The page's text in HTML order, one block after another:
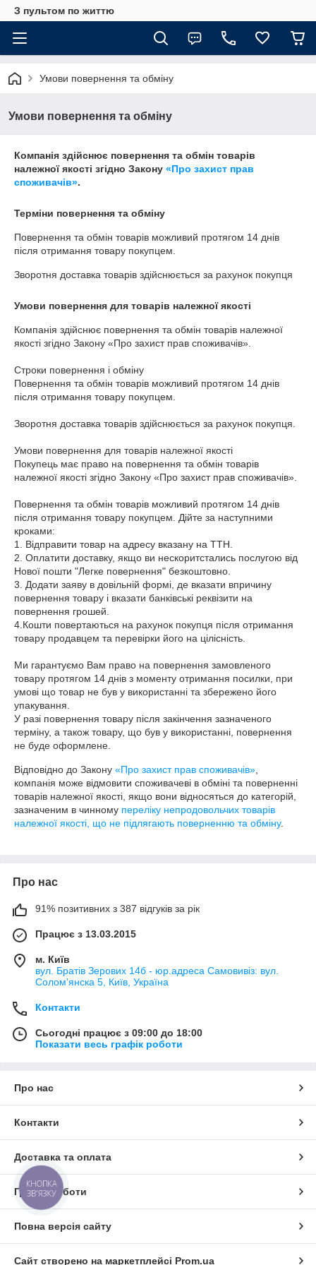
З пультом по життю
Умови повернення та обміну
Умови повернення та обміну
Компанія здійснює повернення та обмін товарів
належної якості згідно Закону «Про захист прав
споживачів».
Терміни повернення та обміну
Повернення та обмін товарів можливий протягом 14 днів
після отримання товару покупцем.
Зворотня доставка товарів здійснюється за рахунок покупця
Умови повернення для товарів належної якості
Компанія здійснює повернення та обмін товарів належної
якості згідно Закону «Про захист прав споживачів».
Строки повернення і обміну
Повернення та обмін товарів можливий протягом 14 днів
після отримання товару покупцем.
Зворотня доставка товарів здійснюється за рахунок покупця.
Умови повернення для товарів належної якості
Покупець має право на повернення та обмін товарів
належної якості згідно Закону «Про захист прав споживачів».
Повернення та обмін товарів можливий протягом 14 днів
після отримання товару покупцем. Дійте за наступними
кроками:
1. Відправити товар на адресу вказану на ТТН.
2. Оплатити доставку, якщо ви нескоритстались послугою від
Нової пошти "Легке повернення" безкоштовно.
3. Додати заяву в довільній формі, де вказати впричину
повернення товару і вказати банківські реквізити на
повернення грошей.
4.Кошти повертаються на рахунок покупця після отримання
товару продавцем та перевірки його на цілісність.
Ми гарантуємо Вам право на повернення замовленого
товару протягом 14 днів з моменту отримання посилки, при
умові що товар не був у використанні та збережено його
упакування.
У разі повернення товару після закінчення зазначеного
терміну, а також товару, що був у використанні, повернення
Відповідно до Закону «Про захист прав споживачів»
компанія може відмовити споживачеві в обміні та поверненні
товарів належної якості, якщо вони відносяться до категорій,
зазначеним в чинному переліку непродовольчих товарів
належної якості, що не підлягають поверненню та обміну.
Про нас
91% позитивних з 387 відгуків за рік
Працює з 13.03.2015
м. Київ
вул. Братів Зерових 14б - юр.адреса Самовивіз: вул.
Соломʼянска 5, Київ, Україна
Контакти
Сьогодні працює з 09:00 до 18:00
Показати весь графік роботи
Про нас
Контакти
Доставка та оплата
Графік роботи
Повна версія сайту
Сайт створено на маркетплейсі Prom.ua
КНОПКА
ЗВ'ЯЗКУ